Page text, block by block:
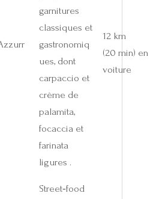
garnitures
classiques et
gastronomiq
ues, dont
carpaccio et
crème de
palamita,
focaccia et
farinata
ligures .
12 km
(20 min) en
voiture
Street‑food